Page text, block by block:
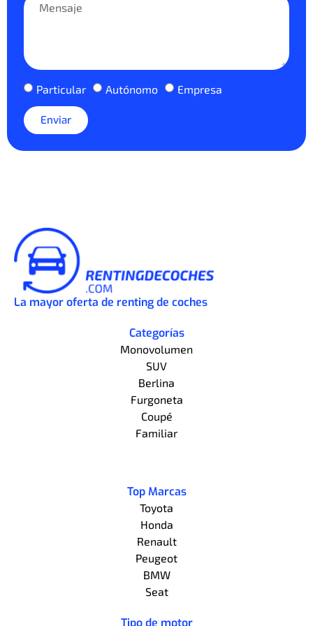
Particular Autónomo Empresa
Enviar
La mayor oferta de renting de coches
Categorías
Monovolumen
SUV
Berlina
Furgoneta
Coupé
Familiar
Top Marcas
Toyota
Honda
Renault
Peugeot
BMW
Seat
Tipo de motor